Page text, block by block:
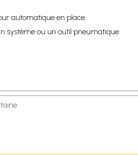
automatique en place.
système ou un outil pneumatique.